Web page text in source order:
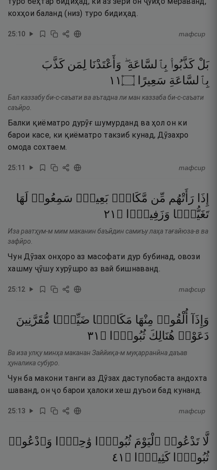
кохҳои баланд (низ) туро бидиҳад.
25:10 тафсир
بَلْ كَذَّبُوا۟ بِٱلسَّاعَةِ ۖ وَأَعْتَدْنَا لِمَن كَذَّبَ
بِٱلسَّاعَةِ سَعِيرًا ۝١١
Бал каззабу би-с-саъати ва аътадна ли ман каззаба би-с-саъати
саъӣро.
Балки қиёматро дурӯғ шумурданд ва ҳол он ки
барои касе, ки қиёматро такзиб кунад, Дӯзахро
омода сохтаем.
25:11 тафсир
إِذَا رَأَتْهُم مِّن مَّكَانٍۭ بَعِيدٍۢ سَمِعُوا۟ لَهَا
تَغَيُّظًۭا وَزَفِيرًۭا ۝ ١٢
Иза раатҳум-м мим маканин баъӣдин самиъу лаҳа тағайюза-в ва
зафӣро.
Чун Дӯзах онҳоро аз масофати дур бубинад, овози
хашму ҷӯшу хурӯшро аз вай бишнаванд.
25:12 тафсир
وَإِذَآ أُلْقُوا۟ مِنْهَا مَكَانًۭا ضَيِّقًۭا مُّقَرَّنِينَ
دَعَوْا۟ هُنَالِكَ ثُبُورًۭا ۝ ١٣
Ва иза улқу минҳа маканан Заййиқа-м муқарранӣна даъав
ҳуналика субуро.
Чун ба макони танги аз Дӯзах даступобаста андохта
шаванд, он ҷо барои ҳалоки хеш дуъои бад кунанд.
25:13 тафсир
لَّا تَدْعُوا۟ ٱلْيَوْمَ ثُبُورًۭا وَٰحِدًۭا
وَٱدْعُوا۟
ثُبُورًۭا كَثِيرًۭا ۝ ١٤